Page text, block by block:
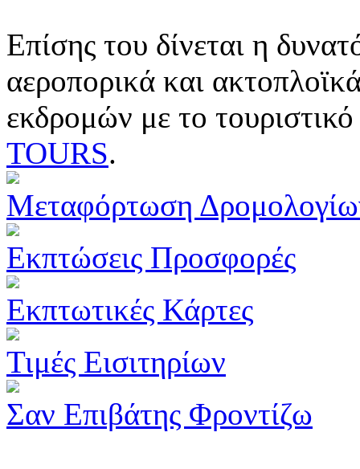
Επίσης του δίνεται η
αεροπορικά και
εκδρομών με το
TOURS.
Μεταφόρτωση
Εκπτώσεις Προσφορές
Εκπτωτικές Κάρτες
Τιμές Εισιτηρίων
Σαν Επιβάτης Φροντίζω